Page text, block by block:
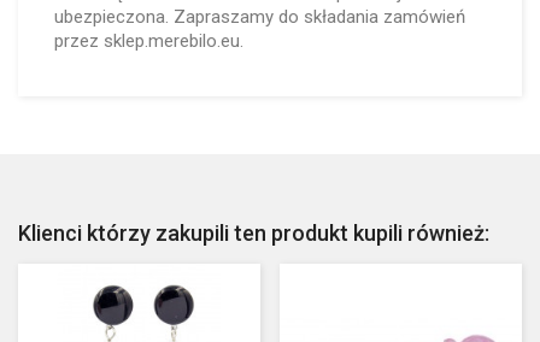
ubezpieczona. Zapraszamy do składania zamówień
przez sklep.merebilo.eu.
Klienci którzy zakupili ten produkt kupili również: